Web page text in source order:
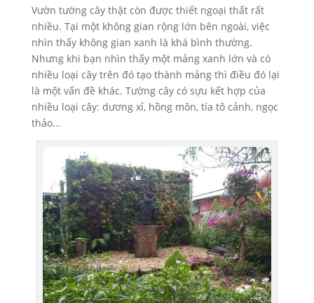
Vườn tường cây thật còn được thiết ngoại thất rất
nhiều. Tại một không gian rộng lớn bên ngoài, việc
nhìn thấy không gian xanh là khá bình thường.
Nhưng khi bạn nhìn thấy một mảng xanh lớn và có
nhiều loại cây trên đó tạo thành mảng thì điều đó lại
là một vấn đề khác. Tường cây có sựu kết hợp của
nhiều loại cây: dương xỉ, hồng môn, tía tô cảnh, ngọc
thảo…